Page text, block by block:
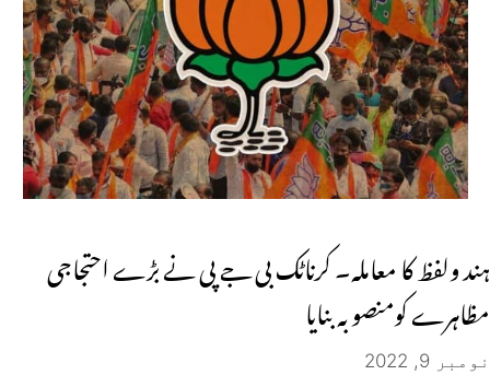
ہند ولفظ کا معاملہ۔ کرناٹک بی جے پی نے بڑے احتجاجی
مظاہرے کومنصوبہ بنایا
نومبر 9, 2022